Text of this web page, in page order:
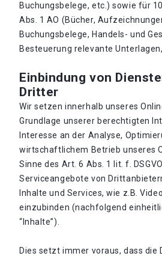
Buchungsbelege, etc.) sowie für
Abs. 1 AO (Bücher,
Buchungsbelege, Handels- und
Besteuerung relevante Unterlagen,
Einbindung von
Dritter
Wir setzen innerhalb unseres
Grundlage unserer berechtigten
Interesse an der Analyse,
wirtschaftlichem Betrieb unseres
Sinne des Art. 6 Abs. 1 lit. f.
Serviceangebote von
Inhalte und Services, wie z.B.
einzubinden (nachfolgend
“Inhalte”).
Dies setzt immer voraus, dass